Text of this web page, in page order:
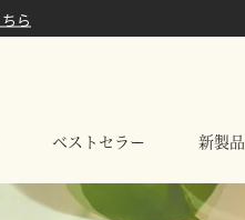
ベストセラー 新製品